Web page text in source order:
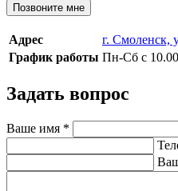
Позвоните мне
Адрес
г. Смоленск,
График работы Пн-Сб с
Задать вопрос
Ваше имя *